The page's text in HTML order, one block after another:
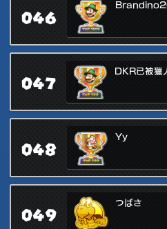
046
047
DKR已被獵
048
Yy
049
つばさ